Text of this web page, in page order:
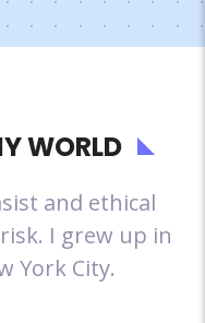
WORLD
and ethical
I grew up in
York City.